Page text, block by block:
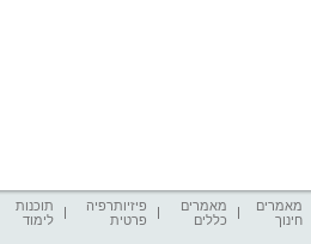
מאמרים
חינוך
מאמרים
כללים
פיזיותרפיה
פרטית
תוכנות
לימוד